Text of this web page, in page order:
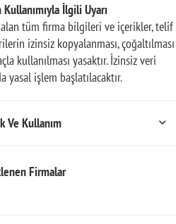
İlgili Uyarı
tüm firma bilgileri ve içerikler, telif
izinsiz kopyalanması, çoğaltılması
kullanılması yasaktır. İzinsiz veri
yasal işlem başlatılacaktır.
Ve Kullanım
Firmalar